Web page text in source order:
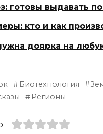
готовы выдавать
кто и как
доярка на
Биотехнология
Регионы